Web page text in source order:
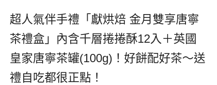
超人氣伴手禮「獻烘焙 金月雙享唐寧
茶禮盒」內含千層捲捲酥12入＋英國
皇家唐寧茶罐(100g)！好餅配好茶～送
禮自吃都很正點！